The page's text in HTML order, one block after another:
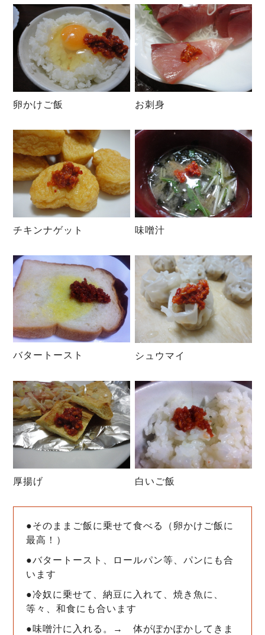
卵かけご飯 お刺身
チキンナゲット 味噌汁
バタートースト シュウマイ
厚揚げ 白いご飯
●そのままご飯に乗せて食べる（卵かけご飯に
最高！）
●バタートースト、ロールパン等、パンにも合
います
●冷奴に乗せて、納豆に入れて、焼き魚に、
等々、和食にも合います
●味噌汁に入れる。→ 体がぽかぽかしてきま